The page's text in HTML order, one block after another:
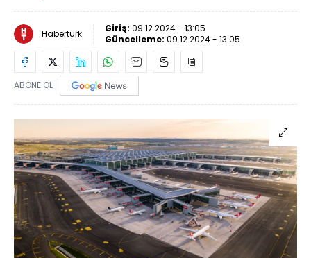
Habertürk Giriş: 09.12.2024 - 13:05
Güncelleme: 09.12.2024 - 13:05
ABONE OL